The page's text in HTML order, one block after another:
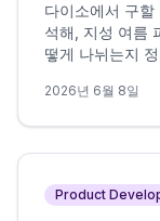
다이소에서 구할
석해, 지성 여름
떻게 나뉘는지
다.
2026년 6월 8일
Product